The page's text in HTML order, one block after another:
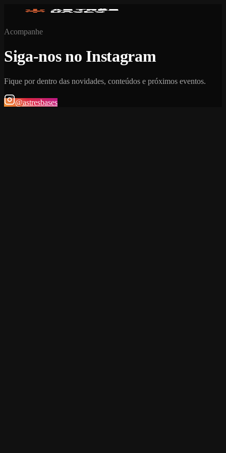
Acompanhe
Siga-nos no Instagram
Fique por dentro das novidades, conteúdos e próximos eventos.
@astresbases